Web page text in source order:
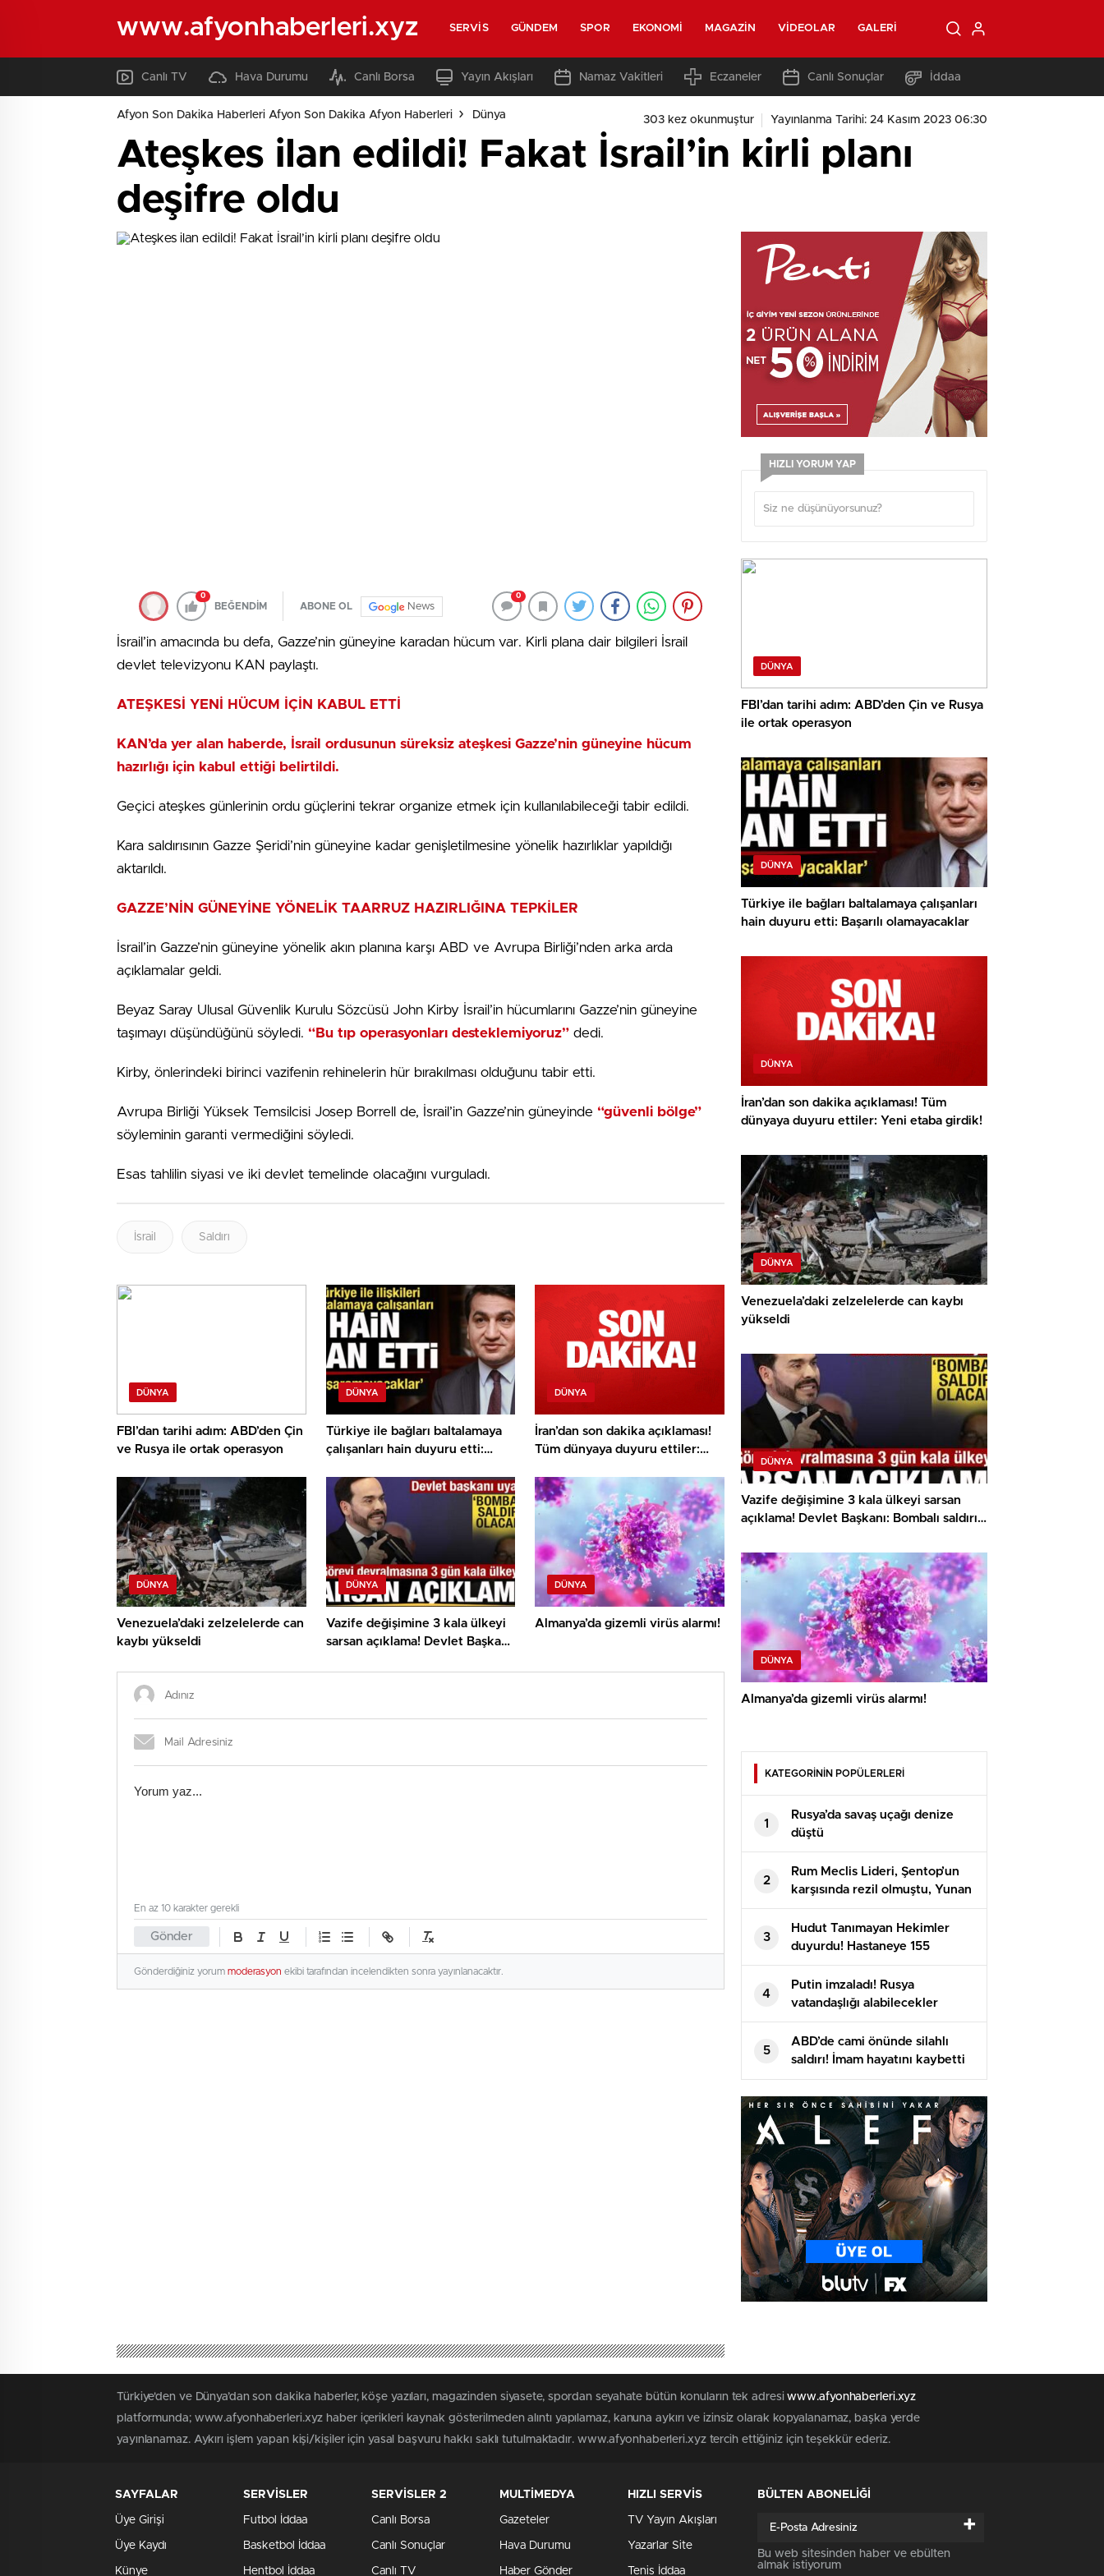
www.afyonhaberleri.xyz SERVIS GÜNDEM SPOR EKONOMI MAGAZIN VIDEOLAR GALERI
Canlı TV Hava Durumu Canlı Borsa Yayın Akışları Namaz Vakitleri Eczaneler Canlı Sonuçlar İddaa
Afyon Son Dakika Haberleri Afyon Son Dakika Afyon Haberleri Dünya 303 kez okunmuştur Yayınlanma Tarihi: 24 Kasım 2023 06:30
Ateşkes ilan edildi! Fakat İsrail’in kirli planı
deşifre oldu
0
BEĞENDİM ABONE OL News
0
İsrail’in amacında bu defa, Gazze’nin güneyine karadan hücum var. Kirli plana dair bilgileri İsrail
devlet televizyonu KAN paylaştı.
ATEŞKESİ YENİ HÜCUM İÇİN KABUL ETTİ
KAN’da yer alan haberde, İsrail ordusunun süreksiz ateşkesi Gazze’nin güneyine hücum
hazırlığı için kabul ettiği belirtildi.
Geçici ateşkes günlerinin ordu güçlerini tekrar organize etmek için kullanılabileceği tabir edildi.
Kara saldırısının Gazze Şeridi’nin güneyine kadar genişletilmesine yönelik hazırlıklar yapıldığı
aktarıldı.
GAZZE’NİN GÜNEYİNE YÖNELİK TAARRUZ HAZIRLIĞINA TEPKİLER
İsrail’in Gazze’nin güneyine yönelik akın planına karşı ABD ve Avrupa Birliği’nden arka arda
açıklamalar geldi.
Beyaz Saray Ulusal Güvenlik Kurulu Sözcüsü John Kirby İsrail’in hücumlarını Gazze’nin güneyine
taşımayı düşündüğünü söyledi. “Bu tıp operasyonları desteklemiyoruz” dedi.
Kirby, önlerindeki birinci vazifenin rehinelerin hür bırakılması olduğunu tabir etti.
Avrupa Birliği Yüksek Temsilcisi Josep Borrell de, İsrail’in Gazze’nin güneyinde “güvenli bölge”
söyleminin garanti vermediğini söyledi.
Esas tahlilin siyasi ve iki devlet temelinde olacağını vurguladı.
İsrail Saldırı
DÜNYA
FBI’dan tarihi adım: ABD’den Çin
ve Rusya ile ortak operasyon
DÜNYA
Türkiye ile bağları baltalamaya
çalışanları hain duyuru etti:
DÜNYA
İran’dan son dakika açıklaması!
Tüm dünyaya duyuru ettiler:
DÜNYA
Venezuela’daki zelzelelerde can
kaybı yükseldi
DÜNYA
Vazife değişimine 3 kala ülkeyi
sarsan açıklama! Devlet Başkanı:
DÜNYA
Almanya’da gizemli virüs alarmı!
Gönder
En az 10 karakter gerekli
Gönderdiğiniz yorum moderasyon ekibi tarafından incelendikten sonra yayınlanacaktır.
HIZLI YORUM YAP
DÜNYA
FBI’dan tarihi adım: ABD’den Çin ve Rusya
ile ortak operasyon
DÜNYA
Türkiye ile bağları baltalamaya çalışanları
hain duyuru etti: Başarılı olamayacaklar
DÜNYA
İran’dan son dakika açıklaması! Tüm
dünyaya duyuru ettiler: Yeni etaba girdik!
DÜNYA
Venezuela’daki zelzelelerde can kaybı
yükseldi
DÜNYA
Vazife değişimine 3 kala ülkeyi sarsan
açıklama! Devlet Başkanı: Bombalı saldırı
DÜNYA
Almanya’da gizemli virüs alarmı!
KATEGORİNİN POPÜLERLERİ
1
Rusya’da savaş uçağı denize
düştü
2
Rum Meclis Lideri, Şentop’un
karşısında rezil olmuştu, Yunan
basını isyan etti
3
Hudut Tanımayan Hekimler
duyurdu! Hastaneye 155
meyyit, 357 yaralı getirildi
4
Putin imzaladı! Rusya
vatandaşlığı alabilecekler
5
ABD’de cami önünde silahlı
saldırı! İmam hayatını kaybetti
Türkiye'den ve Dünya’dan son dakika haberler, köşe yazıları, magazinden siyasete, spordan seyahate bütün konuların tek adresiwww.afyonhaberleri.xyz
platformunda; www.afyonhaberleri.xyz haber içerikleri kaynak gösterilmeden alıntı yapılamaz, kanuna aykırı ve izinsiz olarak kopyalanamaz, başka yerde
yayınlanamaz. Aykırı işlem yapan kişi/kişiler için yasal başvuru hakkı saklı tutulmaktadır. www.afyonhaberleri.xyz tercih ettiğiniz için teşekkür ederiz.
SAYFALAR
Üye Girişi
Üye Kaydı
Künye
SERVİSLER
Futbol İddaa
Basketbol İddaa
Hentbol İddaa
SERVİSLER 2
Canlı Borsa
Canlı Sonuçlar
Canlı TV
MULTİMEDYA
Gazeteler
Hava Durumu
Haber Gönder
HIZLI SERVİS
TV Yayın Akışları
Yazarlar Site
Tenis İddaa
BÜLTEN ABONELİĞİ
+
Bu web sitesinden haber ve ebülten
almak istiyorum